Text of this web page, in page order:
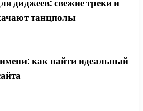
диджеев: свежие треки и
танцполы
как найти идеальный